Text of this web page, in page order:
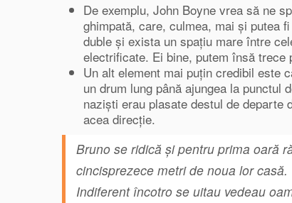
De exemplu, John Boyne vrea să ne
ghimpată, care, culmea, mai și putea
duble și exista un spațiu mare între
electrificate. Ei bine, putem însă
Un alt element mai puțin credibil este
un drum lung până ajungea la
naziști erau plasate destul de
acea direcție.
Bruno se ridică şi pentru prima oară
cincisprezece metri de noua lor casă.
Indiferent încotro se uitau vedeau